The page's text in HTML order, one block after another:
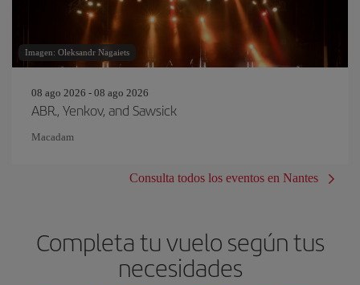
Imagen: Oleksandr Nagaiets
08 ago 2026 - 08 ago 2026
ABR., Yenkov, and Sawsick
Macadam
Consulta todos los eventos en Nantes
Completa tu vuelo según tus
necesidades